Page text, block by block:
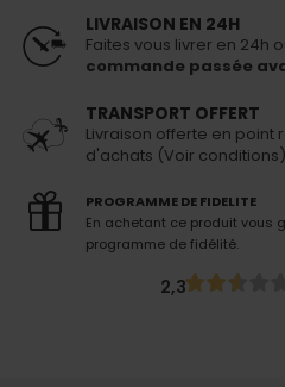
LIVRAISON EN 24H
Faites vous livrer en 24h
commande passée
TRANSPORT OFFERT
Livraison offerte en point
d'achats (Voir conditions)
PROGRAMME DE FIDELITE
En achetant ce produit vous
programme de fidélité.
2,3